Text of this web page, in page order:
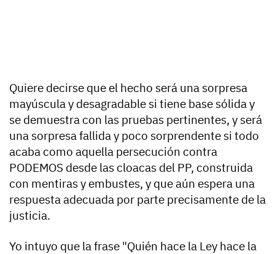
Quiere decirse que el hecho será una sorpresa
mayúscula y desagradable si tiene base sólida y
se demuestra con las pruebas pertinentes, y será
una sorpresa fallida y poco sorprendente si todo
acaba como aquella persecución contra
PODEMOS desde las cloacas del PP, construida
con mentiras y embustes, y que aún espera una
respuesta adecuada por parte precisamente de la
justicia.
Yo intuyo que la frase "Quién hace la Ley hace la